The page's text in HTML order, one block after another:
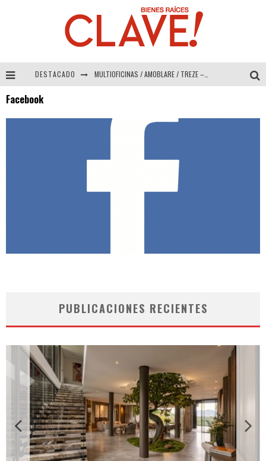
DESTACADO MULTIOFICINAS / AMOBLARE / TREZE – Especial Interiorismo & Decoración 2026
COLINEAL – Especial Interiorismo & Decoración 2026
Facebook
PUBLICACIONES RECIENTES